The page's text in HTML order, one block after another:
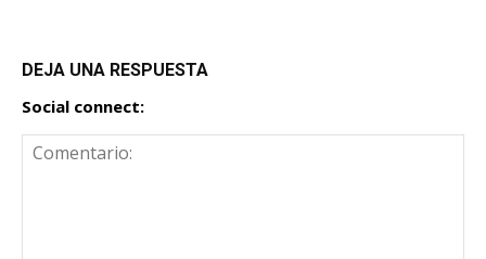
DEJA UNA RESPUESTA
Social connect: